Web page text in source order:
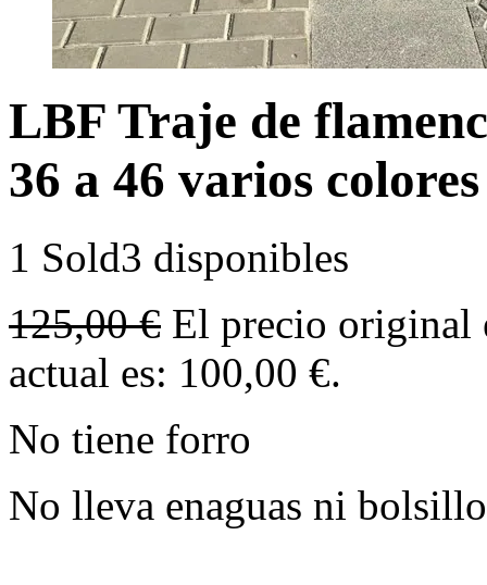
LBF Traje de
36 a 46 varios colores
1 Sold3 disponibles
125,00€ El precio original
actual es: 100,00 €.
No tiene forro
No lleva enaguas ni bolsillo